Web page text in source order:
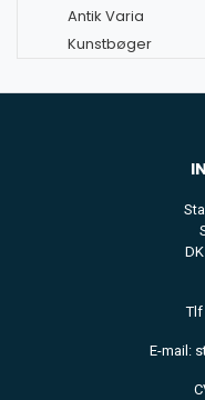
Antik Varia
Kunstbøger
Tlf
E-mail: